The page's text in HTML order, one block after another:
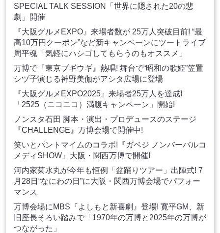
SPECIAL TALK SESSION「世界に隠された20の悲
劇」開催
『大阪グルメEXPO』来場者数が 25万人突破目前! “最
高10万円クーポン”など新キャンペーンにツートライブ
周平魂「気軽にハシゴしてもらうのもオススメ」
万博で『東京ブギウギ』熱唱! 舞台で“昭和の歌姫”笠置
シヅ子演じる神野美伽がアシタ広場に登場
『大阪グルメEXPO2025』来場者25万人を達成!
「2525（ニコニコ）満腹キャンペーン」開始!
ノンスタ石田 脚本・演出・プロデュースのステージ
『CHALLENGE』万博会場で開催中!
笑いとパントマイムのコラボ!『ガベジ ノンバーバルコ
メディSHOW』大阪・関西万博で開催!
河内家菊水丸が今年も恒例「盆踊りツアー」出陣式! 7
月28日“なにわの日”に大阪・関西万博会場でパフォー
マンス
万博会場にMBS『よしもと新喜劇』登場! 寛平GM、新
旧座長そろい踏みで「1970年の万博と2025年の万博が
つながった」